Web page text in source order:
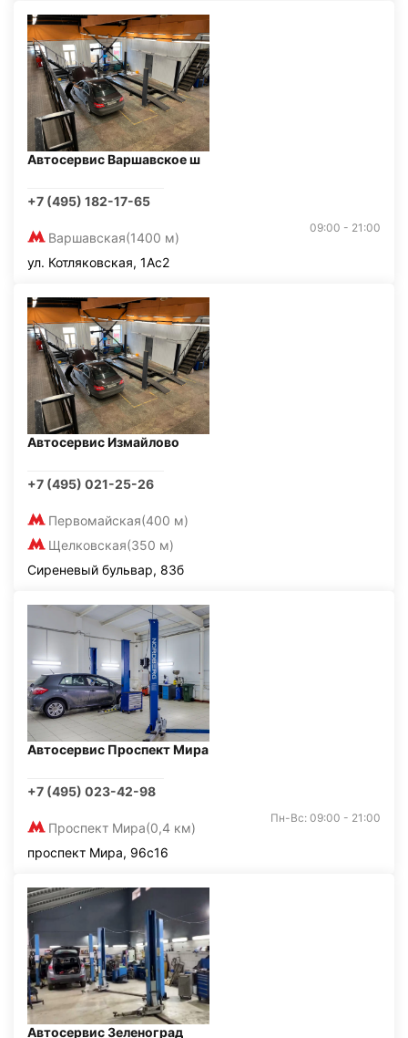
Автосервис Варшавское ш
+7 (495) 182-17-65
Варшавская(1400 м)
09:00 - 21:00
ул. Котляковская, 1Ас2
Автосервис Измайлово
+7 (495) 021-25-26
Первомайская(400 м)
Щелковская(350 м)
Сиреневый бульвар, 83б
Автосервис Проспект Мира
+7 (495) 023-42-98
Проспект Мира(0,4 км)
Пн-Вс: 09:00 - 21:00
проспект Мира, 96с16
Автосервис Зеленоград